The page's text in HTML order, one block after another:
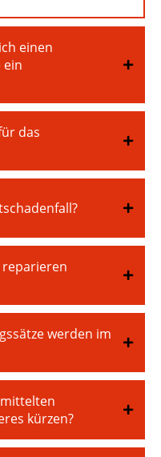
einen
ein
das
reparieren
werden im
kürzen?